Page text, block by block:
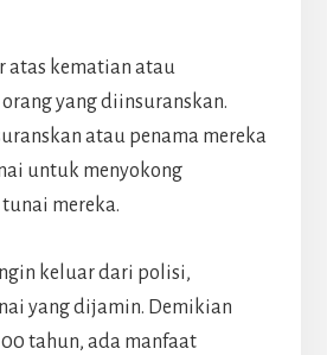
atas kematian atau
yang diinsuranskan.
atau penama mereka
untuk menyokong
mereka.
keluar dari polisi,
yang dijamin. Demikian
tahun, ada manfaat